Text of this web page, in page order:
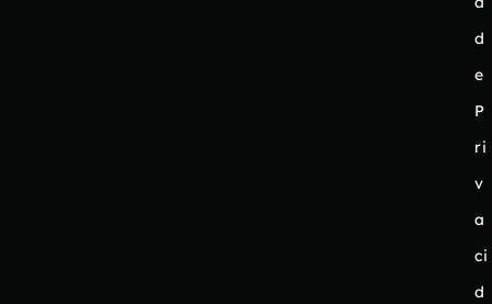
d
e
P
ri
v
a
ci
d